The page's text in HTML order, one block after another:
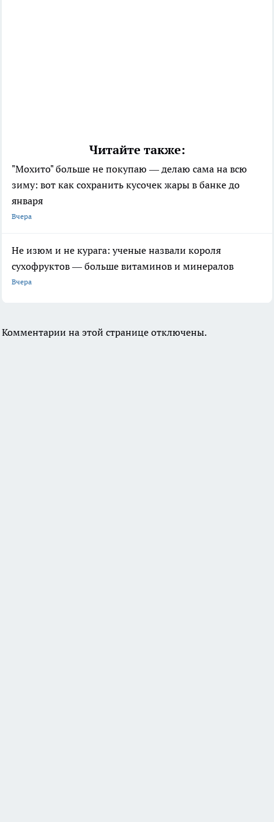
Читайте также:
"Мохито" больше не покупаю — делаю сама на всю
зиму: вот как сохранить кусочек жары в банке до
января
Вчера
Не изюм и не курага: ученые назвали короля
сухофруктов — больше витаминов и минералов
Вчера
Комментарии на этой странице отключены.